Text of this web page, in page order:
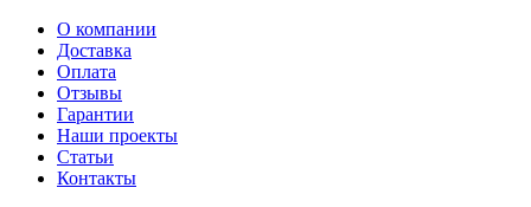
Перейти
содержимому
О компании
Доставка
Оплата
Отзывы
Гарантии
Наши проекты
Статьи
Контакты